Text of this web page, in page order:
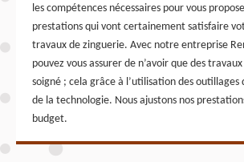
les compétences nécessaires pour vous
prestations qui vont certainement satisfaire
travaux de zinguerie. Avec notre entreprise
pouvez vous assurer de n’avoir que des
soigné ; cela grâce à l’utilisation des outillages
de la technologie. Nous ajustons nos
budget.